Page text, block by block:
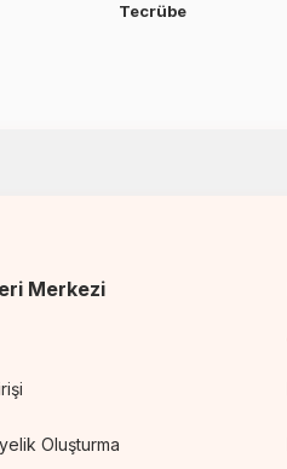
Tecrübe
Merkezi
Oluşturma